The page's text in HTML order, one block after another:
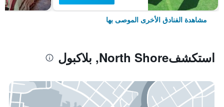
مشاهدة الفنادق الأخرى الموصى بها
استكشفNorth Shore, بلاكبول